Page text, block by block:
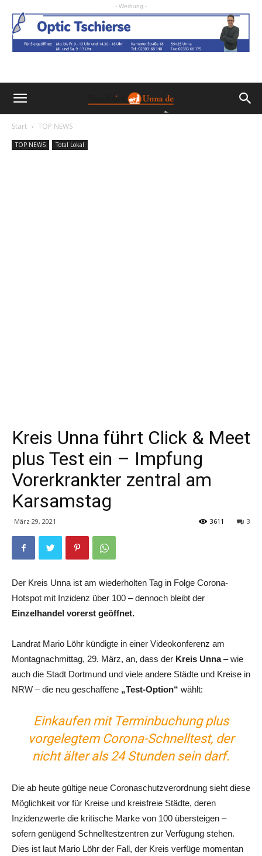
- Werbung -
Start TOP NEWS
TOP NEWS Total Lokal
Kreis Unna führt Click & Meet
plus Test ein – Impfung
Vorerkrankter zentral am
Karsamstag
März 29, 2021 3
3611
Der Kreis Unna ist am wiederholten Tag in Folge Corona-
Hotspot mit Inzidenz über 100 – dennoch bleibt der
Einzelhandel vorerst geöffnet.
Landrat Mario Löhr kündigte in einer Videokonferenz am
Montagnachmittag, 29. März, an, dass der Kreis Unna– wie
auch die Stadt Dortmund und viele andere Städte und Kreise in
NRW – die neu geschaffene „Test-Option“ wählt:
Einkaufen mit Terminbuchung plus
vorgelegtem Corona-Schnelltest, der
nicht älter als 24 Stunden sein darf.
Die ab heute gültige neue Coronaschutzverordnung sieht diese
Möglichkeit vor für Kreise und kreisfreie Städte, deren
Inzidenzwerte die kritische Marke von 100 übersteigen –
sofern genügend Schnelltestzentren zur Verfügung stehen.
Dies ist laut Mario Löhr der Fall, der Kreis verfüge momentan